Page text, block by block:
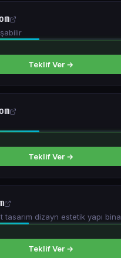
Teklif Ver →
Teklif Ver →
tasarım dizayn estetik yapı bina
Teklif Ver →